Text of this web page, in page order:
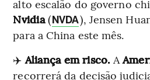
alto escalão do governo
Nvidia(NVDA), Jensen
para a China este mês.
✈️Aliança em risco. A
recorrerá da decisão